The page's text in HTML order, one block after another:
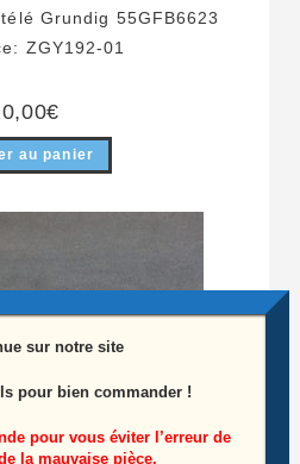
Grundig 55GFB6623
ZGY192-01
€
au panier
sur notre site
pour bien commander !
pour vous éviter l’erreur de
la mauvaise pièce,
X